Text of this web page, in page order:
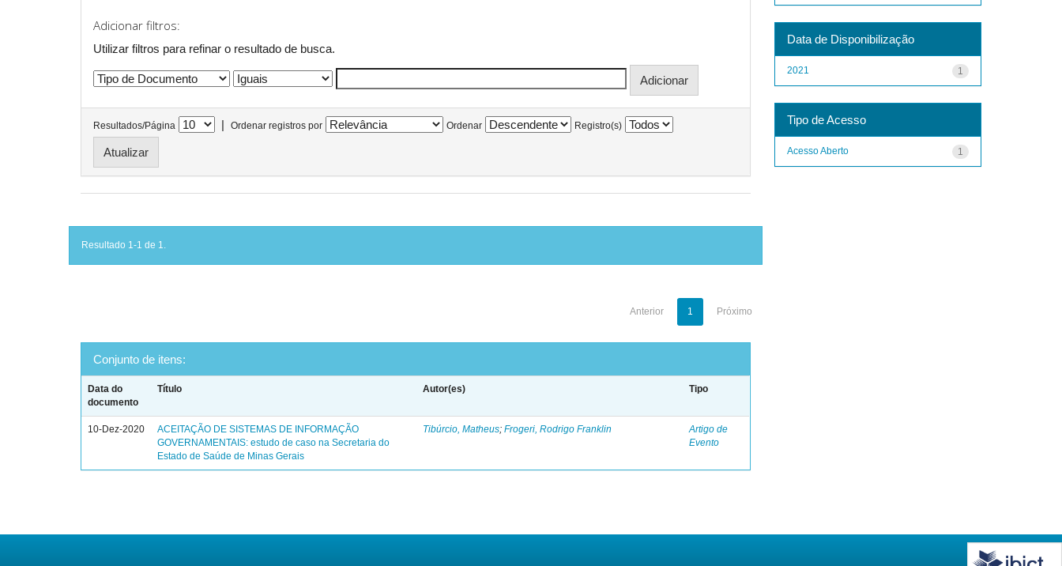
Adicionar filtros:
Utilizar filtros para refinar o resultado de busca.
Resultados/Página | Ordenar registros por Ordenar Registro(s)
Resultado 1-1 de 1.
Anterior 1 Próximo
Conjunto de itens:
Data do
documento
Título Autor(es) Tipo
10-Dez-2020
ACEITAÇÃO DE SISTEMAS DE INFORMAÇÃO
GOVERNAMENTAIS: estudo de caso na Secretaria do
Estado de Saúde de Minas Gerais
Tibúrcio, Matheus;Frogeri, Rodrigo Franklin
Artigo de
Evento
Data de Disponibilização
1
2021
Tipo de Acesso
1
Acesso Aberto